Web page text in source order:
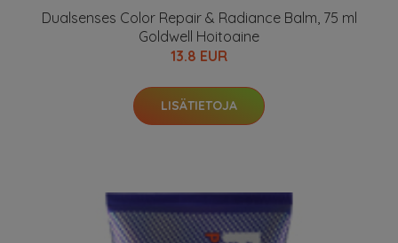
Dualsenses Color Repair & Radiance Balm, 75 ml
Goldwell Hoitoaine
13.8 EUR
LISÄTIETOJA